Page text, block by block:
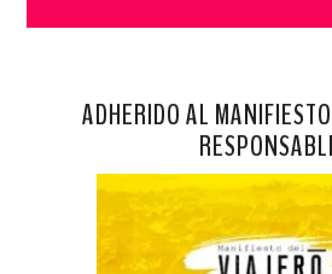
ADHERIDO AL